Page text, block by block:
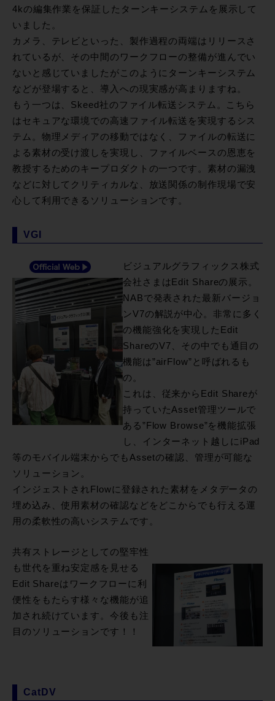
4kの編集作業を保証したターンキーシステムを展示して
いました。
カメラ、テレビといった、製作過程の両端はリリースさ
れているが、その中間のワークフローの整備が進んでい
ないと感じていましたがこのようにターンキーシステム
などが登場すると、導入への現実感が高まりますね。
もう一つは、Skeed社のファイル転送システム。こちら
はセキュアな環境での高速ファイル転送を実現するシス
テム。物理メディアの移動ではなく、ファイルの転送に
よる素材の受け渡しを実現し、ファイルベースの恩恵を
教授するためのキープロダクトの一つです。素材の漏洩
などに対してクリティカルな、放送関係の制作現場で安
心して利用できるソリューションです。
VGI
ビジュアルグラフィックス株式
会社さまはEdit Shareの展示。
NABで発表された最新バージョ
ンV7の解説が中心。非常に多く
の機能強化を実現したEdit
ShareのV7、その中でも通目の
機能は”airFlow”と呼ばれるも
の。
これは、従来からEdit Shareが
持っていたAsset管理ツールで
ある”Flow Browse”を機能拡張
し、インターネット越しにiPad
等のモバイル端末からでもAssetの確認、管理が可能な
ソリューション。
インジェストされFlowに登録された素材をメタデータの
埋め込み、使用素材の確認などをどこからでも行える運
用の柔軟性の高いシステムです。
共有ストレージとしての堅牢性
も世代を重ね安定感を見せる
Edit Shareはワークフローに利
便性をもたらす様々な機能が追
加され続けています。今後も注
目のソリューションです！！
CatDV